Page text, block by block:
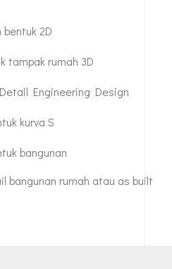
2D
tampak rumah 3D
Engineering Design
kurva S
bangunan
bangunan rumah atau as built